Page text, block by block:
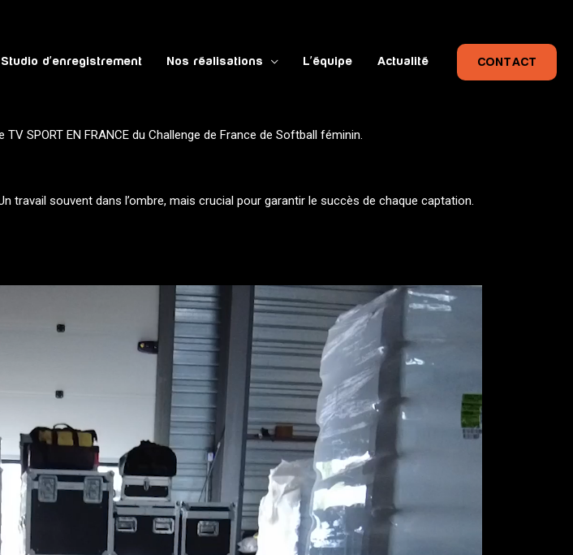
Studio d’enregistrement Nos réalisations L’équipe Actualité CONTACT
SPORT EN FRANCE du Challenge de France de Softball féminin.
travail souvent dans l’ombre, mais crucial pour garantir le succès de chaque captation.